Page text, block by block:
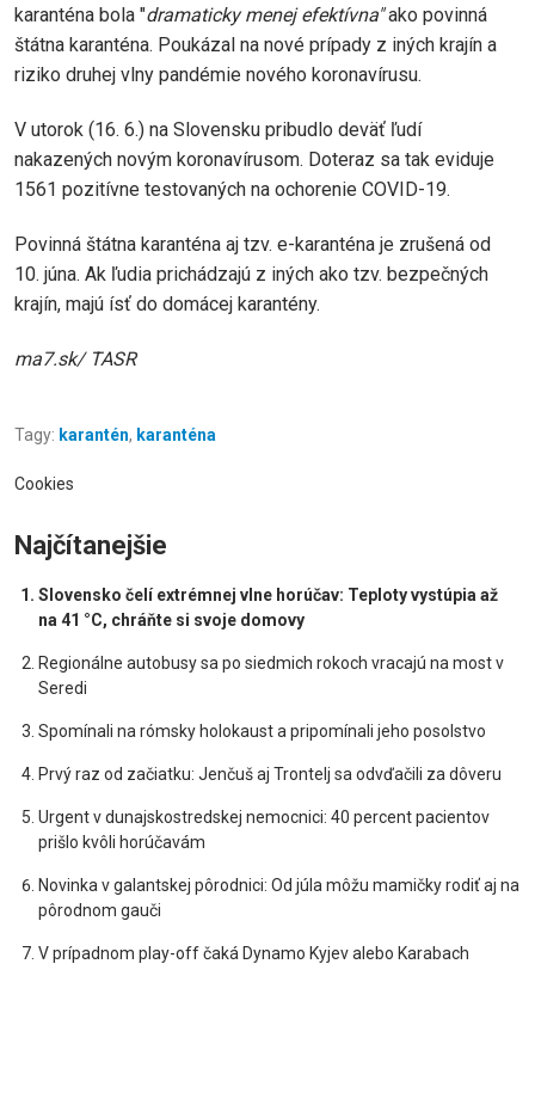
karanténa bola "dramaticky menej efektívna"ako povinná
štátna karanténa. Poukázal na nové prípady z iných krajín a
riziko druhej vlny pandémie nového koronavírusu.
V utorok (16. 6.) na Slovensku pribudlo deväť ľudí
nakazených novým koronavírusom. Doteraz sa tak eviduje
1561 pozitívne testovaných na ochorenie COVID-19.
Povinná štátna karanténa aj tzv. e-karanténa je zrušená od
10. júna. Ak ľudia prichádzajú z iných ako tzv. bezpečných
krajín, majú ísť do domácej karantény.
ma7.sk/ TASR
Tagy: karantén, karanténa
Cookies
Najčítanejšie
Slovensko čelí extrémnej vlne horúčav: Teploty vystúpia až
na 41 °C, chráňte si svoje domovy
Regionálne autobusy sa po siedmich rokoch vracajú na most v
Seredi
Spomínali na rómsky holokaust a pripomínali jeho posolstvo
Prvý raz od začiatku: Jenčuš aj Trontelj sa odvďačili za dôveru
Urgent v dunajskostredskej nemocnici: 40 percent pacientov
prišlo kvôli horúčavám
Novinka v galantskej pôrodnici: Od júla môžu mamičky rodiť aj na
pôrodnom gauči
V prípadnom play-off čaká Dynamo Kyjev alebo Karabach